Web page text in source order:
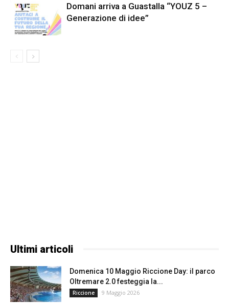
Domani arriva a Guastalla “YOUZ 5 –
Generazione di idee”
Ultimi articoli
Domenica 10 Maggio Riccione Day: il parco
Oltremare 2.0 festeggia la...
Riccione 9 Maggio 2026